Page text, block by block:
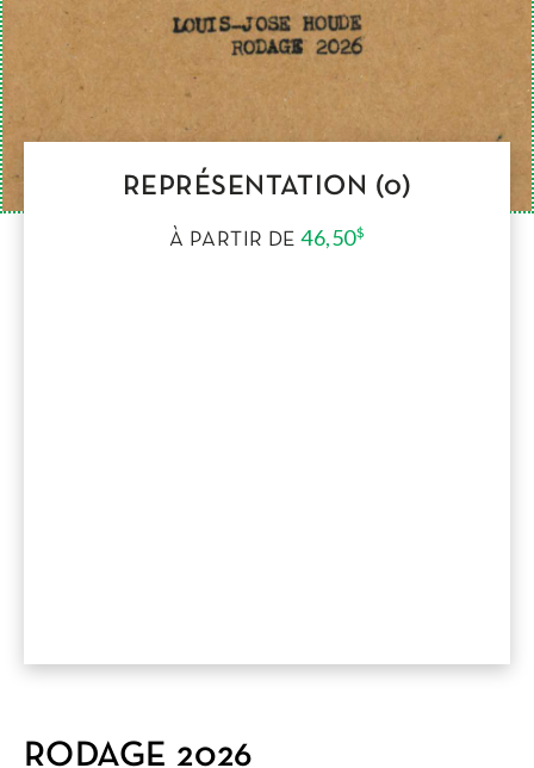
REPRÉSENTATION (0)
À PARTIR DE46,50$
RODAGE 2026